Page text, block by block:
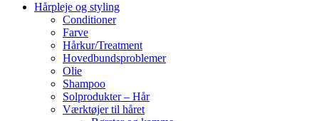
Hårpleje og styling
Conditioner
Farve
Hårkur/Treatment
Hovedbundsproblemer
Olie
Shampoo
Solprodukter – Hår
Værktøjer til håret